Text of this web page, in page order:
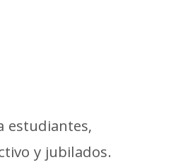
estudiantes,
y jubilados.